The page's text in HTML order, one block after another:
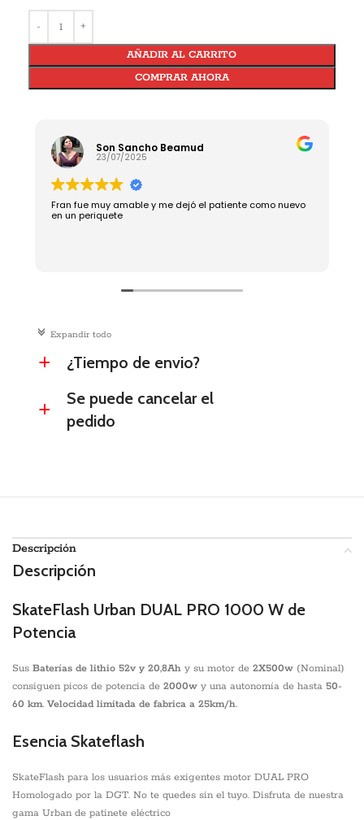
Son Sancho Beamud
23/07/2025
Fran fue muy amable y me dejó el patiente como nuevo
en un periquete
c Expandir todo
a ¿Tiempo de envio?
a
Se puede cancelar el
pedido
AÑADIR AL CARRITO
COMPRAR AHORA
Descripción
Descripción
SkateFlash Urban DUAL PRO 1000 W de
Potencia
Sus Baterías de lithio 52v y 20,8Ah y su motor de 2X500w (Nominal)
consiguen picos de potencia de 2000w y una autonomía de hasta 50-
60 km. Velocidad limitada de fabrica a 25km/h.
Esencia Skateflash
SkateFlash para los usuarios más exigentes motor DUAL PRO
Homologado por la DGT. No te quedes sin el tuyo. Disfruta de nuestra
gama Urban de patinete eléctrico